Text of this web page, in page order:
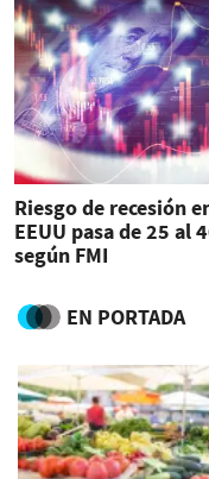
Riesgo de recesión
EEUU pasa de 25 al
según FMI
EN PORTADA